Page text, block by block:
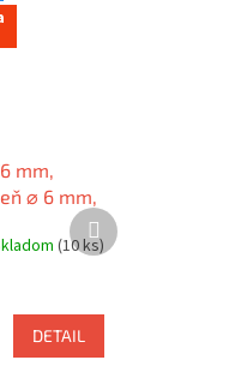
mm,
⌀ 6 mm,
(10 ks)
DETAIL
Ďalší
produkt